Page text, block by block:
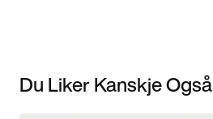
Du Liker Kanskje Også